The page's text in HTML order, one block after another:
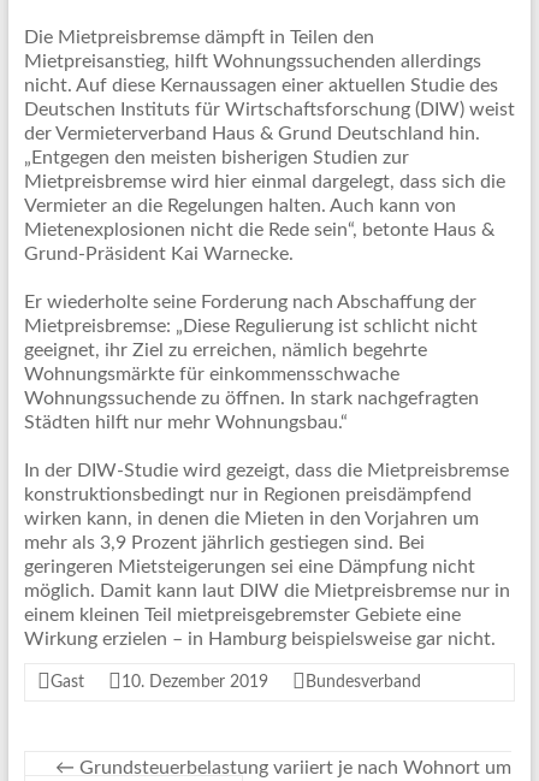
Die Mietpreisbremse dämpft in Teilen den
Mietpreisanstieg, hilft Wohnungssuchenden allerdings
nicht. Auf diese Kernaussagen einer aktuellen Studie des
Deutschen Instituts für Wirtschaftsforschung (DIW) weist
der Vermieterverband Haus & Grund Deutschland hin.
„Entgegen den meisten bisherigen Studien zur
Mietpreisbremse wird hier einmal dargelegt, dass sich die
Vermieter an die Regelungen halten. Auch kann von
Mietenexplosionen nicht die Rede sein“, betonte Haus &
Grund-Präsident Kai Warnecke.
Er wiederholte seine Forderung nach Abschaffung der
Mietpreisbremse: „Diese Regulierung ist schlicht nicht
geeignet, ihr Ziel zu erreichen, nämlich begehrte
Wohnungsmärkte für einkommensschwache
Wohnungssuchende zu öffnen. In stark nachgefragten
Städten hilft nur mehr Wohnungsbau.“
In der DIW-Studie wird gezeigt, dass die Mietpreisbremse
konstruktionsbedingt nur in Regionen preisdämpfend
wirken kann, in denen die Mieten in den Vorjahren um
mehr als 3,9 Prozent jährlich gestiegen sind. Bei
geringeren Mietsteigerungen sei eine Dämpfung nicht
möglich. Damit kann laut DIW die Mietpreisbremse nur in
einem kleinen Teil mietpreisgebremster Gebiete eine
Wirkung erzielen – in Hamburg beispielsweise gar nicht.
Gast 10. Dezember 2019 Bundesverband
← Grundsteuerbelastung variiert je nach Wohnort um